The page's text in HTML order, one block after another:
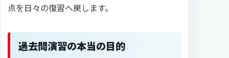
点を日々の復習へ戻します。
過去問演習の本当の目的